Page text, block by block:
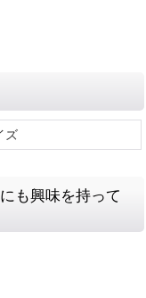
ズ
も興味を持って